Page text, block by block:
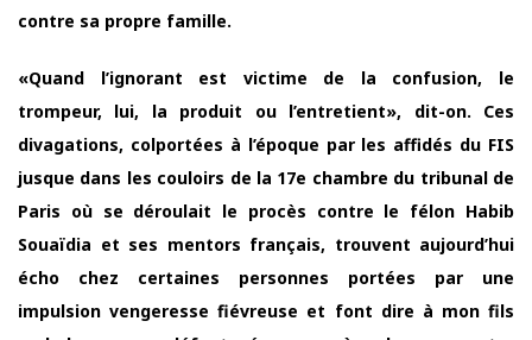
contre sa propre famille.
«Quand l’ignorant est victime de la confusion, le
trompeur, lui, la produit ou l’entretient», dit-on. Ces
divagations, colportées à l’époque par les affidés du FIS
jusque dans les couloirs de la 17e chambre du tribunal de
Paris où se déroulait le procès contre le félon Habib
Souaïdia et ses mentors français, trouvent aujourd’hui
écho chez certaines personnes portées par une
impulsion vengeresse fiévreuse et font dire à mon fils